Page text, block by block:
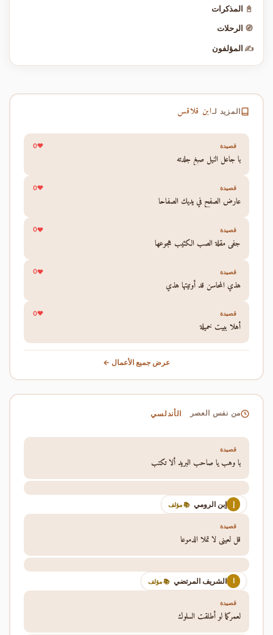
📓 المذكرات
🧭 الرحلات
✍️ المؤلفون
المزيد لـابن قلاقس
قصيدة 0
يا جاعل النيل صبغ جلدته
قصيدة 0
عارض الصفح في يديك الصفاحا
قصيدة 0
جفى مقلة الصب الكئيب هجوعها
قصيدة 0
هذي المحاسن قد أوتيتها هذي
قصيدة 0
أهلا ببيت خميلة
عرض جميع الأعمال ←
من نفس العصر الأندلسي
قصيدة
يا وهب يا صاحب البريد ألا تكتب
إ إبن الرومي 📚 مؤلف
قصيدة
قل لعيني لا تملا الدموعا
ا الشريف المرتضي 📚 مؤلف
قصيدة
لعمركما لو أطلقت السلوك